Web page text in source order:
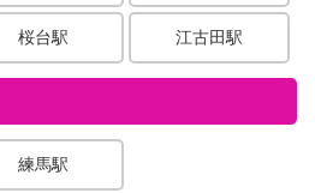
桜台駅 江古田駅
練馬駅